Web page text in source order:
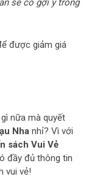
sẽ có gợi ý trong
được giảm giá
nữa mà quyết
Nhanhỉ? Vì với
sách Vui Vẻ
đầy đủ thông tin
vui vẻ!